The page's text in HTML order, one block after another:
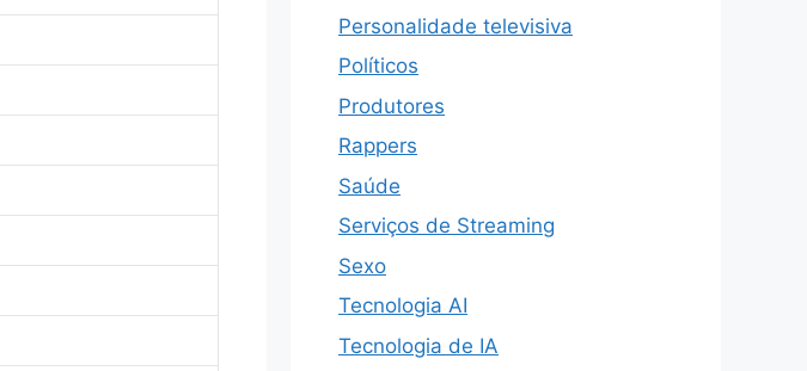
Personalidade televisiva
Políticos
Produtores
Rappers
Saúde
Serviços de Streaming
Sexo
Tecnologia AI
Tecnologia de IA